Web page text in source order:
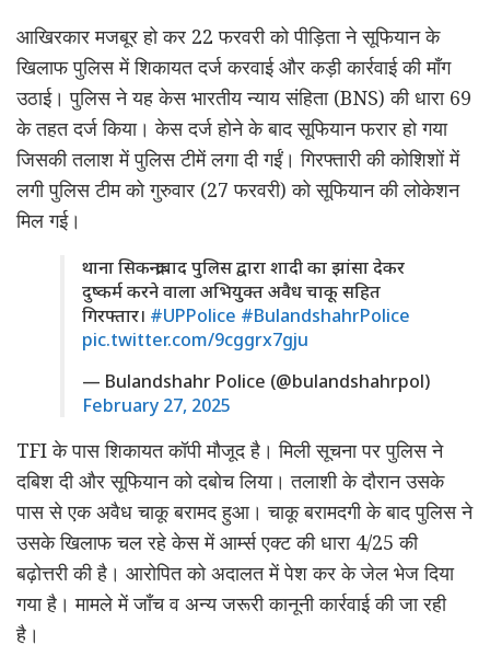
आखिरकार मजबूर हो कर 22 फरवरी को पीड़िता ने सूफियान के
खिलाफ पुलिस में शिकायत दर्ज करवाई और कड़ी कार्रवाई की माँग
उठाई। पुलिस ने यह केस भारतीय न्याय संहिता (BNS) की धारा 69
के तहत दर्ज किया। केस दर्ज होने के बाद सूफियान फरार हो गया
जिसकी तलाश में पुलिस टीमें लगा दी गईं। गिरफ्तारी की कोशिशों में
लगी पुलिस टीम को गुरुवार (27 फरवरी) को सूफियान की लोकेशन
मिल गई।
थाना सिकन्द्राबाद पुलिस द्वारा शादी का झांसा देकर
दुष्कर्म करने वाला अभियुक्त अवैध चाकू सहित
गिरफ्तार। #UPPolice #BulandshahrPolice
pic.twitter.com/9cggrx7gju
— Bulandshahr Police (@bulandshahrpol)
February 27, 2025
TFI के पास शिकायत कॉपी मौजूद है। मिली सूचना पर पुलिस ने
दबिश दी और सूफियान को दबोच लिया। तलाशी के दौरान उसके
पास से एक अवैध चाकू बरामद हुआ। चाकू बरामदगी के बाद पुलिस ने
उसके खिलाफ चल रहे केस में आर्म्स एक्ट की धारा 4/25 की
बढ़ोत्तरी की है। आरोपित को अदालत में पेश कर के जेल भेज दिया
गया है। मामले में जाँच व अन्य जरूरी कानूनी कार्रवाई की जा रही
है।